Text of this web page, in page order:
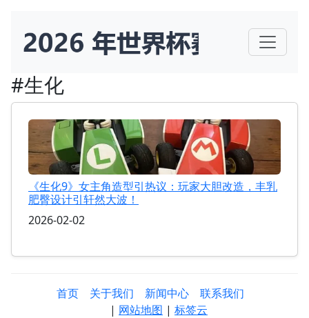
#生化
《生化9》女主角造型引热议：玩家大胆改造，丰乳
肥臀设计引轩然大波！
2026-02-02
首页 关于我们 新闻中心
联系我们
| 网站地图 | 标签云